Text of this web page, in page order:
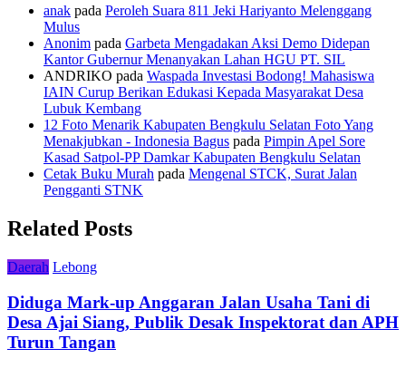
anak pada Peroleh Suara 811 Jeki Hariyanto Melenggang
Mulus
Anonim pada Garbeta Mengadakan Aksi Demo Didepan
Kantor Gubernur Menanyakan Lahan HGU PT. SIL
ANDRIKO pada Waspada Investasi Bodong! Mahasiswa
IAIN Curup Berikan Edukasi Kepada Masyarakat Desa
Lubuk Kembang
12 Foto Menarik Kabupaten Bengkulu Selatan Foto Yang
Menakjubkan - Indonesia Bagus pada Pimpin Apel Sore
Kasad Satpol-PP Damkar Kabupaten Bengkulu Selatan
Cetak Buku Murah pada Mengenal STCK, Surat Jalan
Pengganti STNK
Related Posts
Daerah Lebong
Diduga Mark-up Anggaran Jalan Usaha Tani di
Desa Ajai Siang, Publik Desak Inspektorat dan APH
Turun Tangan